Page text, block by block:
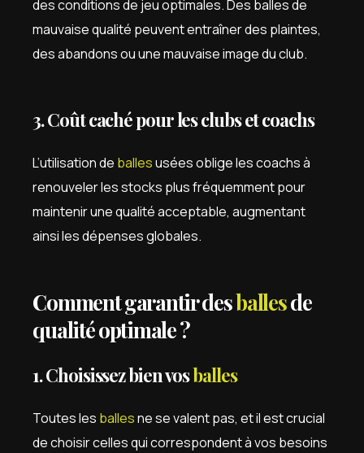
des conditions de jeu optimales. Des balles de
mauvaise qualité peuvent entraîner des plaintes,
des abandons ou une mauvaise image du club.
3. Coût caché pour les clubs et coachs
L’utilisation de ballesusées oblige les coachs à
renouveler les stocks plus fréquemment pour
maintenir une qualité acceptable, augmentant
ainsi les dépenses globales.
Comment garantir desballesde
qualité optimale ?
1. Choisissez bien vosballes
Toutes les ballesne se valent pas, et il est crucial
de choisir celles qui correspondent à vos besoins